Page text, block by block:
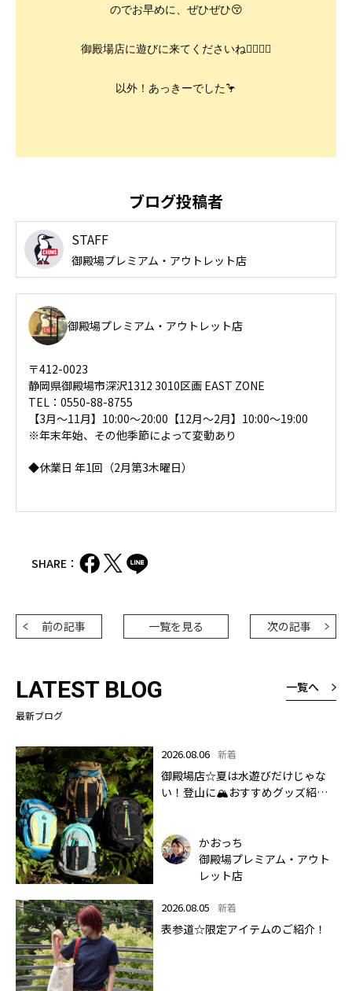
のでお早めに、ぜひぜひ😚
御殿場店に遊びに来てくださいね🚶‍♀️🚶‍♂️
以外！あっきーでした🦩
ブログ投稿者
STAFF
御殿場プレミアム・アウトレット店
御殿場プレミアム・アウトレット店
〒412-0023
静岡県御殿場市深沢1312 3010区画 EAST ZONE
TEL：0550-88-8755
【3月～11月】10:00～20:00【12月～2月】10:00～19:00
※年末年始、その他季節によって変動あり
◆休業日 年1回（2月第3木曜日）
SHARE：
前の記事 一覧を見る 次の記事
LATEST BLOG
最新ブログ
一覧へ
2026.08.06 新着
御殿場店☆夏は水遊びだけじゃな
い！登山に🏔おすすめグッズ紹介
かおっち
御殿場プレミアム・アウト
レット店
2026.08.05 新着
表参道☆限定アイテムのご紹介！